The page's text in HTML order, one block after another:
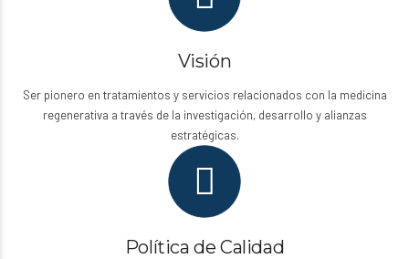
Visión
Ser pionero en tratamientos y servicios relacionados con la medicina
regenerativa a través de la investigación, desarrollo y alianzas
estratégicas.
Política de Calidad